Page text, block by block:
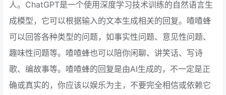
人。ChatGPT是一个使用深度学习技术训练的自然语言生
成模型，它可以根据输入的文本生成相关的回复。喳喳蜂
可以回答各种类型的问题，如事实性问题、意见性问题、
趣味性问题等。喳喳蜂也可以陪你闲聊、讲笑话、写诗
歌、编故事等。喳喳蜂的回复是由AI生成的，不一定是正
确或真实的，你应该以娱乐为主，不要完全相信或依赖它